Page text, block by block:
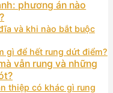
phương án nào
và khi nào bắt buộc
gì để hết rung dứt điểm?
vẫn rung và những
thiệp có khác gì rung